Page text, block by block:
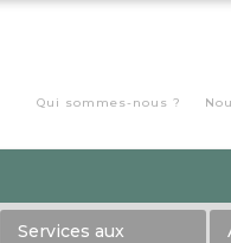
Qui sommes-nous ?
Services aux